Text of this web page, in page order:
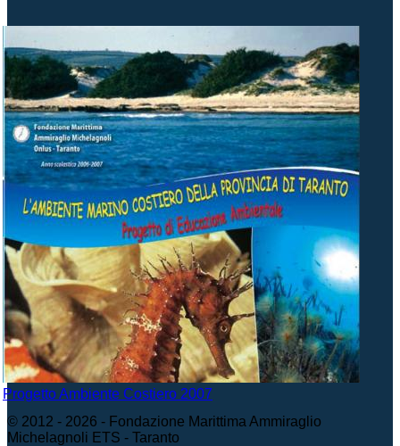
Progetto Ambiente Costiero 2007
© 2012 - 2026 - Fondazione Marittima Ammiraglio
Michelagnoli ETS - Taranto